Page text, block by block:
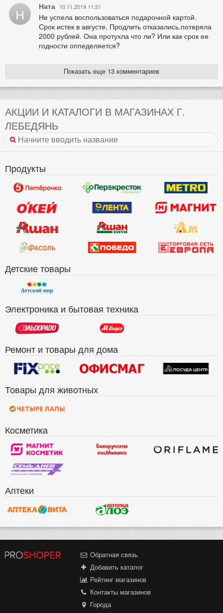
Н Ната 10.11.2019 11:21
Не успела воспользоваться подарочной картой.
Срок истек в августе. Продлить отказались.потеряла
2000 рублей. Она протухла что ли? Или как срок ее
годности оппеделяется?
Показать еще 13 комментариев
АКЦИИ И КАТАЛОГИ В МАГАЗИНАХ Г.
ЛЕБЕДЯНЬ
Продукты
Детские товары
Электроника и бытовая техника
Ремонт и товары для дома
Товары для животных
Косметика
Аптеки
Обратная связь
Добавить каталог
Рейтинг магазинов
Контакты магазинов
Города